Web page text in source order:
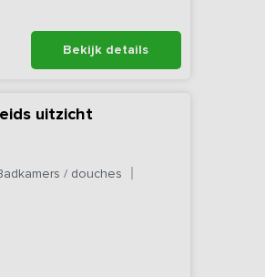
Bekijk details
uitzicht
/ douches